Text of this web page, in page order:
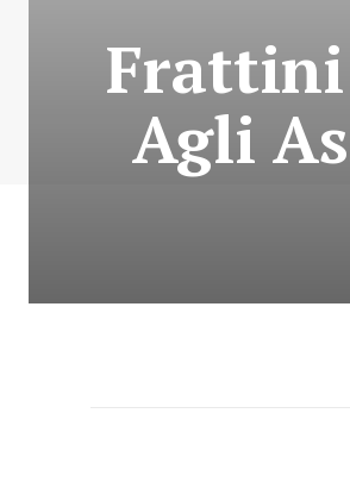
Frattini
Agli